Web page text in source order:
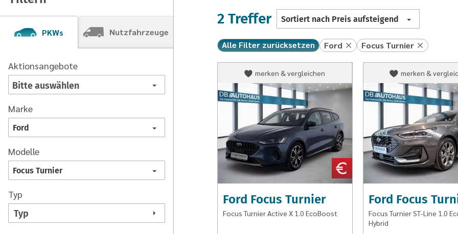
PKWs Nutzfahrzeuge
Aktionsangebote
Marke
Ford
Modelle
Focus Turnier
Typ
Typ
2 Treffer
Liste
sortieren
Sortiert nach Preis aufsteigend
Alle Filter zurücksetzen Ford Focus Turnier
Ford
Focus
Turnier
Focus
Turnier
Active
X
1.0
EcoBoost
merken & vergleichen
Ford Focus Turnier
Focus Turnier Active X 1.0 EcoBoost
Ford
Focus
Turnier
Focus
Turnier
ST-
Line
1.0
EcoBoost
Hybrid
merken &
Ford Focus
Focus Turnier ST-Line 1.0
Hybrid